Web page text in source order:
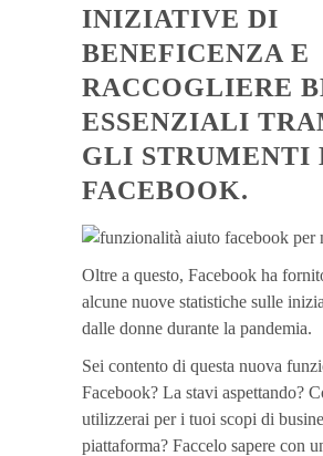
INIZIATIVE DI
BENEFICENZA E
RACCOGLIERE
ESSENZIALI
GLI STRUMENTI
FACEBOOK.
Oltre a questo, Facebook ha
alcune nuove statistiche sulle
dalle donne durante la pandemia.
Sei contento di questa nuova
Facebook? La stavi aspettando?
utilizzerai per i tuoi scopi di
piattaforma? Faccelo sapere con